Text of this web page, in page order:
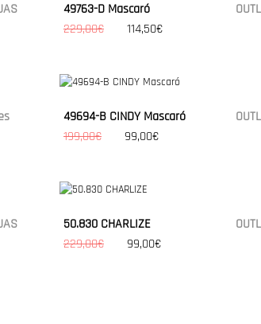
49763-D Mascaró
229,00€
114,50€
49694-B CINDY Mascaró
199,00€
99,00€
50.830 CHARLIZE
229,00€
99,00€